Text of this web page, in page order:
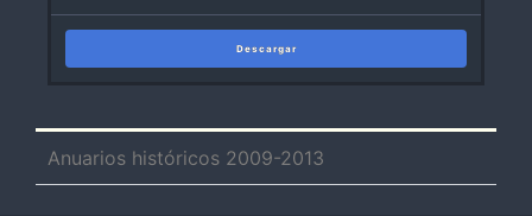
Descargar
Anuarios históricos 2009-2013